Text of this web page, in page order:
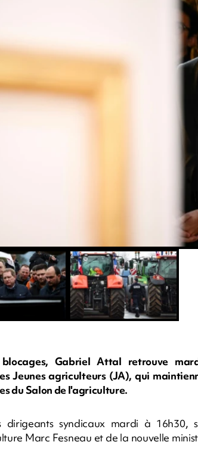
Gabriel Attal retrouve
Jeunes agriculteurs (JA), qui
du Salon de l'agriculture.
dirigeants syndicaux mardi à 16h30,
Marc Fesneau et de la nouvelle